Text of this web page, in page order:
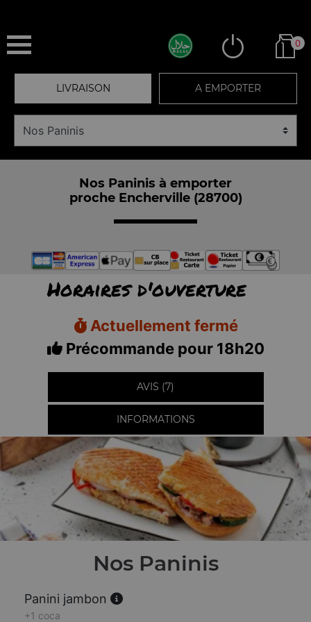
0
LIVRAISON A EMPORTER
Nos Paninis à emporter
proche Encherville (28700)
Horaires d'ouverture
Actuellement fermé
Précommande pour 18h20
AVIS (7)
INFORMATIONS
Nos Paninis
Panini jambon
+1 coca